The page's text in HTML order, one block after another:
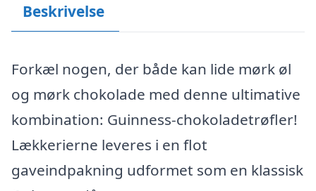
Beskrivelse
Forkæl nogen, der både kan lide mørk øl
og mørk chokolade med denne ultimative
kombination: Guinness-chokoladetrøfler!
Lækkerierne leveres i en flot
gaveindpakning udformet som en klassisk